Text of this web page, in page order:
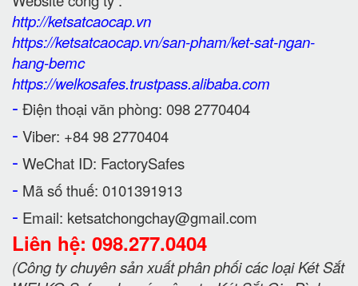
http://ketsatcaocap.vn
https://ketsatcaocap.vn/san-pham/ket-sat-ngan-
hang-bemc
https://welkosafes.trustpass.alibaba.com
- Điện thoại văn phòng: 098 2770404
- Viber: +84 98 2770404
- WeChat ID: FactorySafes
- Mã số thuế: 0101391913
- Email: ketsatchongchay@gmail.com
Liên hệ: 098.277.0404
(Công ty chuyên sản xuất phân phối các loại Két Sắt